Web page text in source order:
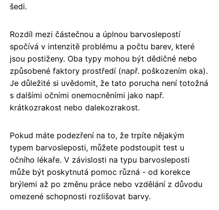
šedi.
Rozdíl mezi částečnou a úplnou barvoslepostí
spočívá v intenzitě problému a počtu barev, které
jsou postiženy. Oba typy mohou být dědičné nebo
způsobené faktory prostředí (např. poškozením oka).
Je důležité si uvědomit, že tato porucha není totožná
s dalšími očními onemocněními jako např.
krátkozrakost nebo dalekozrakost.
Pokud máte podezření na to, že trpíte nějakým
typem barvosleposti, můžete podstoupit test u
očního lékaře. V závislosti na typu barvosleposti
může být poskytnutá pomoc různá - od korekce
brýlemi až po změnu práce nebo vzdělání z důvodu
omezené schopnosti rozlišovat barvy.